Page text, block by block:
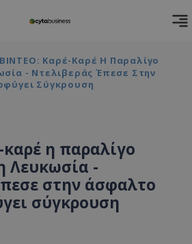
BINTEO: Καρέ-Καρέ Η Παραλίγο
- Ντελιβεράς Έπεσε Στην
Σύγκρουση
καρέ η παραλίγο
Λευκωσία -
στην άσφαλτο
σύγκρουση